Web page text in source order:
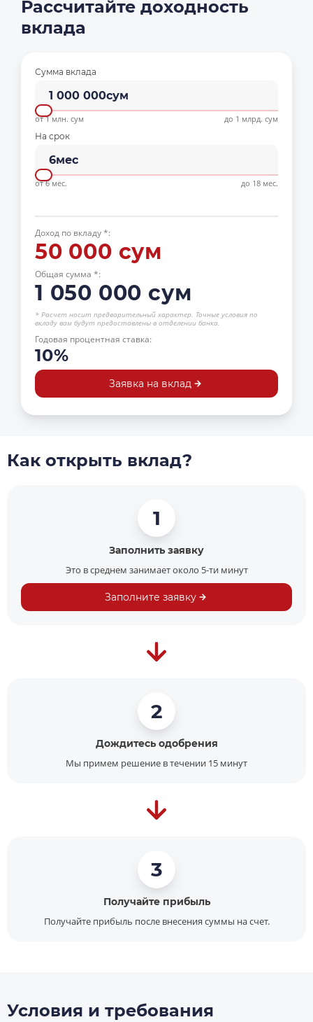
Рассчитайте доходность
вклада
Сумма вклада
1 000 000сум
от 1 млн. сум
до 1 млрд. сум
На срок
6мес
от 6 мес. до 18 мес.
Доход по вкладу *:
50 000 сум
Общая сумма *:
1 050 000 сум
* Расчет носит предварительный характер. Точные условия по
вкладу вам будут предоставлены в отделении банка.
Годовая процентная ставка:
10%
Заявка на вклад
Как открыть вклад?
1
Заполнить заявку
Это в среднем занимает около 5-ти минут
Заполните заявку
2
Дождитесь одобрения
Мы примем решение в течении 15 минут
3
Получайте прибыль
Получайте прибыль после внесения суммы на счет.
Условия и требования